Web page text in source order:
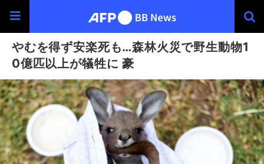
やむを得ず安楽死も…森林火災で野生動物1
0億匹以上が犠牲に 豪